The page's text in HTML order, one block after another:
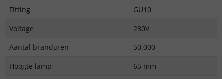
Fitting
GU10
Voltage
230V
Aantal branduren
50.000
Hoogte lamp
65 mm